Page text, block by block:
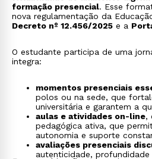
formação presencial. Esse
nova regulamentação da
Decreto nº 12.456/2025 e a
O estudante participa de uma
integra:
momentos presenciais
polos ou na sede, que
universitária e garantem a
aulas e atividades on-line,
pedagógica ativa, que
autonomia e suporte
avaliações presenciais
autenticidade,